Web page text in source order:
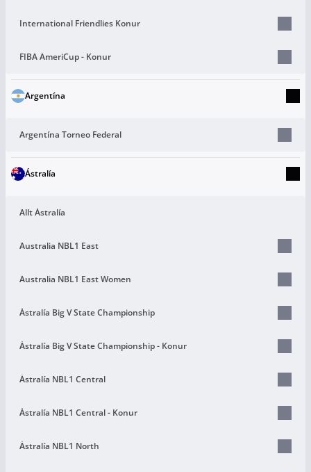
International Friendlies Konur
FIBA AmeriCup - Konur
Argentína
Argentína Torneo Federal
Ástralía
Allt Ástralía
Australia NBL1 East
Australia NBL1 East Women
Ástralía Big V State Championship
Ástralía Big V State Championship - Konur
Ástralía NBL1 Central
Ástralía NBL1 Central - Konur
Ástralía NBL1 North